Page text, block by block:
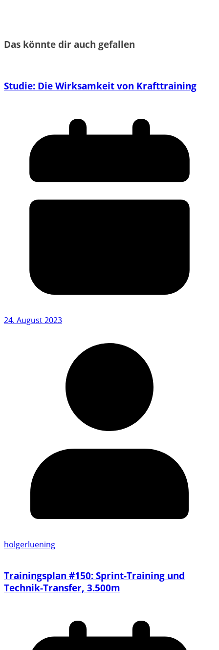
Das könnte dir auch gefallen
Studie: Die Wirksamkeit von Krafttraining
24. August 2023
holgerluening
Trainingsplan #150: Sprint-Training und
Technik-Transfer, 3.500m